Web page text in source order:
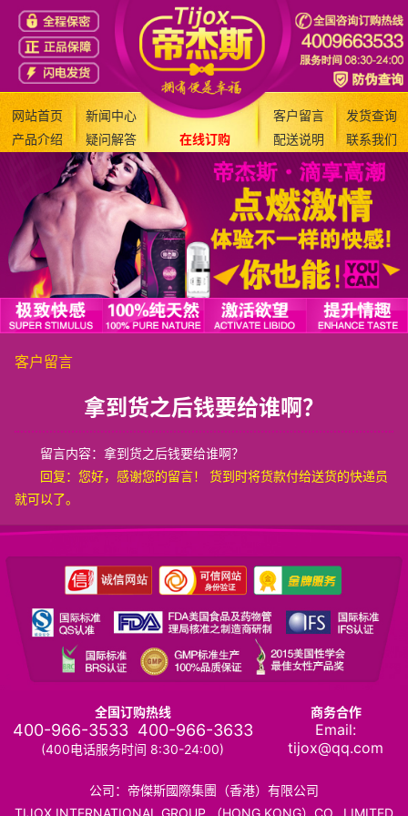
网站首页 新闻中心 客户留言
发货查询
产品介绍
疑问解答 在线订购 配送说明 联系我们
客户留言
拿到货之后钱要给谁啊？
留言内容：拿到货之后钱要给谁啊？
回复： 您好，感谢您的留言！ 货到时将货款付给送货的快递员
就可以了。
全国订购热线
400-966-3533 400-966-3633
(400电话服务时间 8:30-24:00)
商务合作
Email:
tijox@qq.com
公司：帝傑斯國際集團（香港）有限公司
TIJOX INTERNATIONAL GROUP （HONG KONG）CO., LIMITED